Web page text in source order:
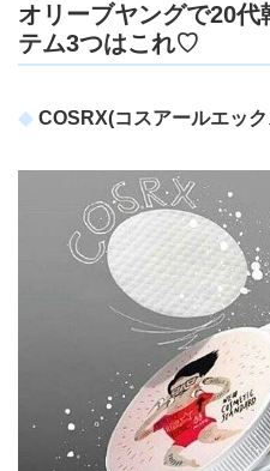
オリーブヤングで20代
テム3つはこれ♡
COSRX(コスアールエック